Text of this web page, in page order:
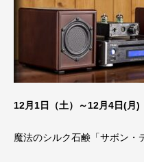
12月1日（土）～12月4日(
魔法のシルク石鹸「サボン・